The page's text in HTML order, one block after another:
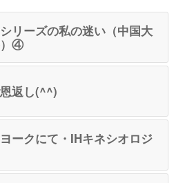
リーズの私の迷い（中国大
）④
返し(^^)
ークにて・IHキネシオロジ